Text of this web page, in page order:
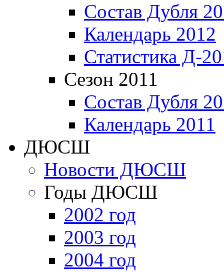
Состав Дубля
Календарь 2012
Статистика Д-
Сезон 2011
Состав Дубля
Календарь 2011
ДЮСШ
Новости ДЮСШ
Годы ДЮСШ
2002 год
2003 год
2004 год